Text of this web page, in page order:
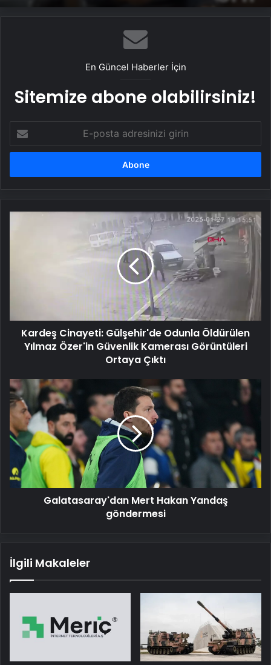
En Güncel Haberler İçin
Sitemize abone olabilirsiniz!
posta
adresinizi
Kamerası
Görüntüleri
Ortaya
Kardeş Cinayeti: Gülşehir'de Odunla Öldürülen
Yılmaz Özer'in Güvenlik Kamerası Görüntüleri
Ortaya Çıktı
Galatasaray'dan
Mert
Hakan
Yandaş
göndermesi
Galatasaray'dan Mert Hakan Yandaş
göndermesi
İlgili Makaleler